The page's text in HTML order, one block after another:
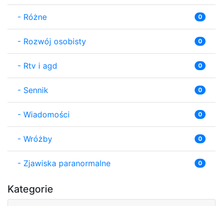
- Różne 0
- Rozwój osobisty 0
- Rtv i agd 0
- Sennik 0
- Wiadomości 0
- Wróżby 0
- Zjawiska paranormalne 0
Kategorie